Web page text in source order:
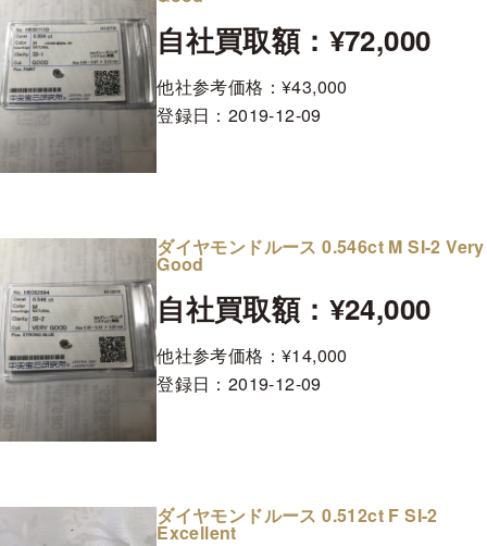
自社買取額：¥72,000
他社参考価格：¥43,000
登録日： 2019-12-09
ダイヤモンドルース 0.546ct M SI-2 Very
Good
自社買取額：¥24,000
他社参考価格：¥14,000
登録日： 2019-12-09
ダイヤモンドルース 0.512ct F SI-2
Excellent